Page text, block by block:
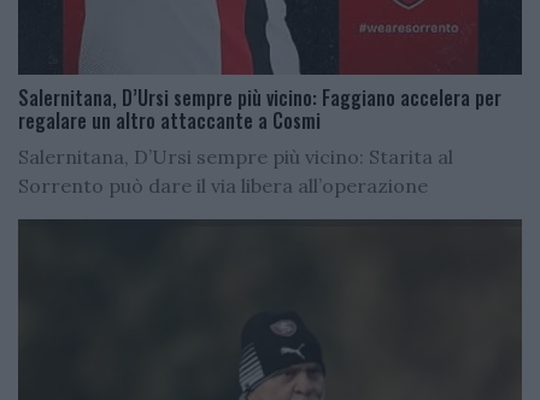
Salernitana, D’Ursi sempre più vicino: Faggiano accelera per
regalare un altro attaccante a Cosmi
Salernitana, D’Ursi sempre più vicino: Starita al
Sorrento può dare il via libera all’operazione